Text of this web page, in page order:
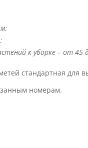
к уборке – от 45
стандартная для
номерам.